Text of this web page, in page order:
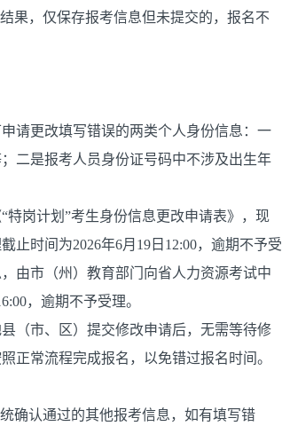
果，仅保存报考信息但未提交的，报名不
请更改填写错误的两类个人身份信息：一
二是报考人员身份证号码中不涉及出生年
岗计划”考生身份信息更改申请表》，现
止时间为2026年6月19日12:00，逾期不予受
由市（州）教育部门向省人力资源考试中
，逾期不予受理。
（市、区）提交修改申请后，无需等待修
正常流程完成报名，以免错过报名时间。
确认通过的其他报考信息，如有填写错